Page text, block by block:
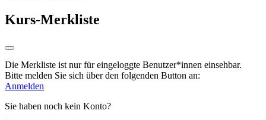
Kurs-Merkliste
Die Merkliste ist nur für eingeloggte Benutzer*innen einsehbar.
Bitte melden Sie sich über den folgenden Button an:
Anmelden
Sie haben noch kein Konto?